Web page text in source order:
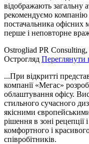
відображають загальну
рекомендуємо
постачальника офісних
перше і неповторне
Ostrogliad PR Consulting,
Острогляд Переглянути
...При відкритті
компанії «Мегас»
облаштування офісу.
стильного сучасного
якісними
рішення в зоні рецепції
комфортного і
співробітників.